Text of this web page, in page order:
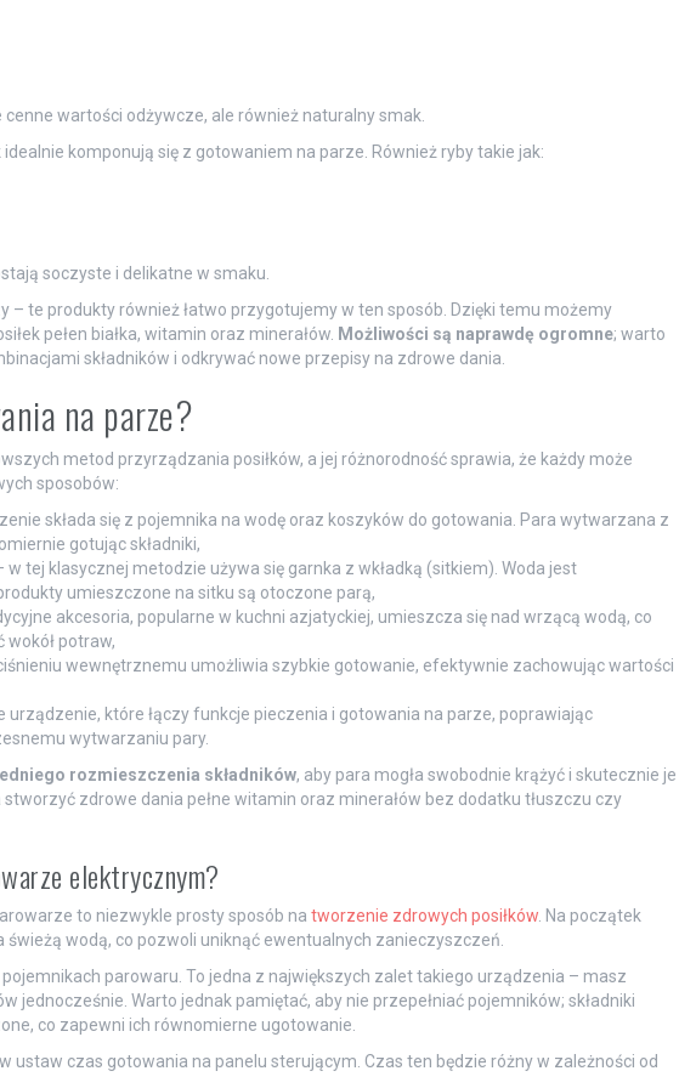
wartości odżywcze, ale również naturalny smak.
idealnie komponują się z gotowaniem na parze. Również ryby takie jak:
soczyste i delikatne w smaku.
– te produkty również łatwo przygotujemy w ten sposób. Dzięki temu możemy
pełen białka, witamin oraz minerałów. Możliwości są naprawdę ogromne; warto
składników i odkrywać nowe przepisy na zdrowe dania.
na parze?
metod przyrządzania posiłków, a jej różnorodność sprawia, że każdy może
sposobów:
składa się z pojemnika na wodę oraz koszyków do gotowania. Para wytwarzana z
gotując składniki,
w tej klasycznej metodzie używa się garnka z wkładką (sitkiem). Woda jest
umieszczone na sitku są otoczone parą,
akcesoria, popularne w kuchni azjatyckiej, umieszcza się nad wrzącą wodą, co
potraw,
wewnętrznemu umożliwia szybkie gotowanie, efektywnie zachowując wartości
które łączy funkcje pieczenia i gotowania na parze, poprawiając
wytwarzaniu pary.
rozmieszczenia składników, aby para mogła swobodnie krążyć i skutecznie je
zdrowe dania pełne witamin oraz minerałów bez dodatku tłuszczu czy
elektrycznym?
to niezwykle prosty sposób na tworzenie zdrowych posiłków. Na początek
świeżą wodą, co pozwoli uniknąć ewentualnych zanieczyszczeń.
pojemnikach parowaru. To jedna z największych zalet takiego urządzenia – masz
jednocześnie. Warto jednak pamiętać, aby nie przepełniać pojemników; składniki
co zapewni ich równomierne ugotowanie.
ustaw czas gotowania na panelu sterującym. Czas ten będzie różny w zależności od